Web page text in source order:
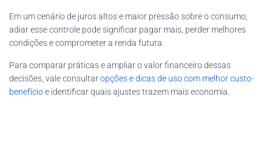
Em um cenário de juros altos e maior pressão sobre o consumo,
adiar esse controle pode significar pagar mais, perder melhores
condições e comprometer a renda futura.
Para comparar práticas e ampliar o valor financeiro dessas
decisões, vale consultaropções e dicas de uso com melhor custo-
benefícioe identificar quais ajustes trazem mais economia.